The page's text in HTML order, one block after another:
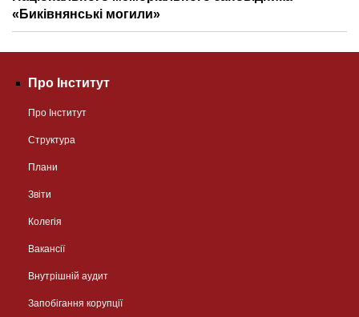
«Биківнянські могили»
Про Інститут
Про Інститут
Структура
Плани
Звіти
Колегія
Вакансії
Внутрішній аудит
Запобігання корупції